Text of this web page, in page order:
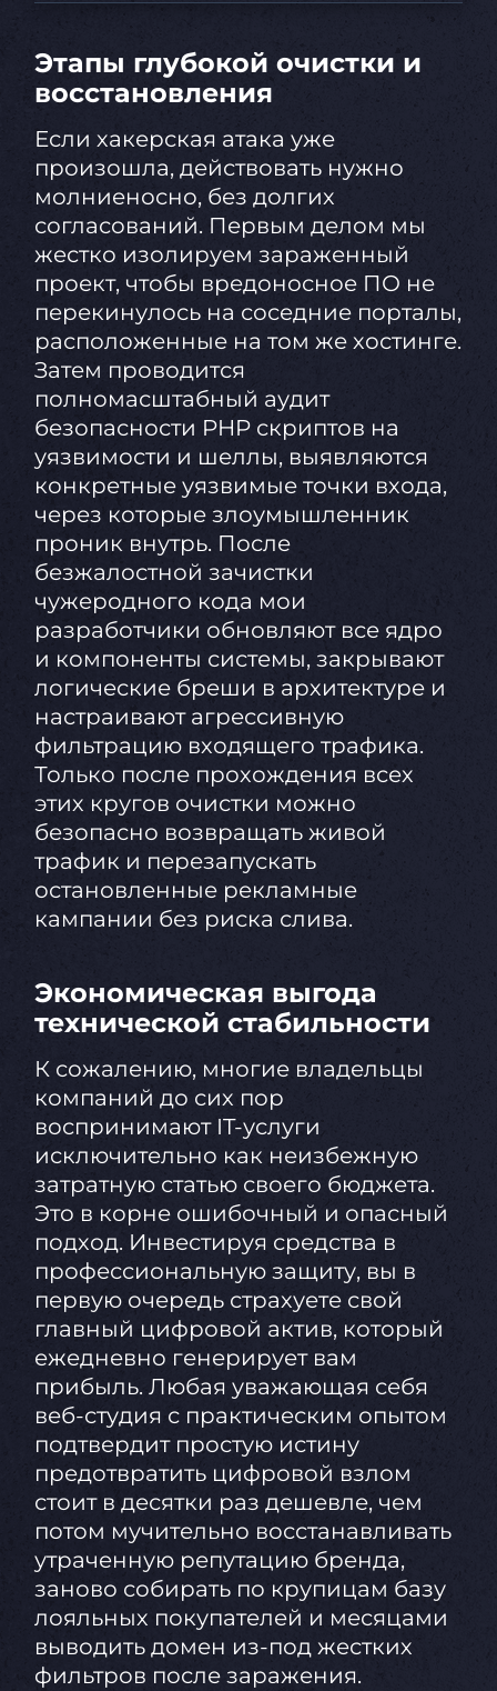
Этапы глубокой очистки и
восстановления
Если хакерская атака уже
произошла, действовать нужно
молниеносно, без долгих
согласований. Первым делом мы
жестко изолируем зараженный
проект, чтобы вредоносное ПО не
перекинулось на соседние порталы,
расположенные на том же хостинге.
Затем проводится
полномасштабный аудит
безопасности PHP скриптов на
уязвимости и шеллы, выявляются
конкретные уязвимые точки входа,
через которые злоумышленник
проник внутрь. После
безжалостной зачистки
чужеродного кода мои
разработчики обновляют все ядро
и компоненты системы, закрывают
логические бреши в архитектуре и
настраивают агрессивную
фильтрацию входящего трафика.
Только после прохождения всех
этих кругов очистки можно
безопасно возвращать живой
трафик и перезапускать
остановленные рекламные
кампании без риска слива.
Экономическая выгода
технической стабильности
К сожалению, многие владельцы
компаний до сих пор
воспринимают IT-услуги
исключительно как неизбежную
затратную статью своего бюджета.
Это в корне ошибочный и опасный
подход. Инвестируя средства в
профессиональную защиту, вы в
первую очередь страхуете свой
главный цифровой актив, который
ежедневно генерирует вам
прибыль. Любая уважающая себя
веб-студия с практическим опытом
подтвердит простую истину
предотвратить цифровой взлом
стоит в десятки раз дешевле, чем
потом мучительно восстанавливать
утраченную репутацию бренда,
заново собирать по крупицам базу
лояльных покупателей и месяцами
выводить домен из-под жестких
фильтров после заражения.